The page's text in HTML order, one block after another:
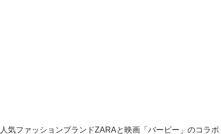
人気ファッションブランドZARAと映画「バービー」のコラボ